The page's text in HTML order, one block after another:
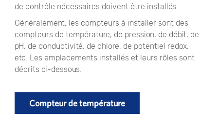
de contrôle nécessaires doivent être installés.
Généralement, les compteurs à installer sont des
compteurs de température, de pression, de débit, de
pH, de conductivité, de chlore, de potentiel redox,
etc. Les emplacements installés et leurs rôles sont
décrits ci-dessous.
Compteur de température